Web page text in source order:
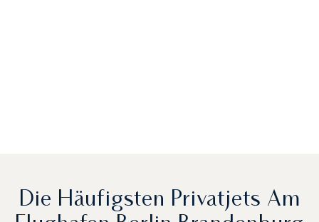
Die Häufigsten Privatjets Am